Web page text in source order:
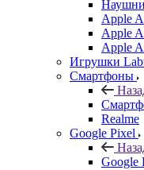
Apple
Apple
Apple
Игрушки
Смартфоны
Realme
Google Pixel
Google